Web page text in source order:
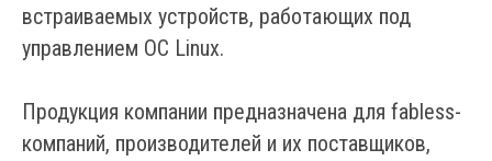
встраиваемых устройств, работающих под
управлением ОС Linux.
Продукция компании предназначена для fabless-
компаний, производителей и их поставщиков,